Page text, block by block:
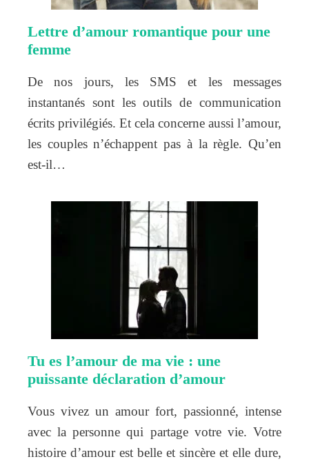
Lettre d’amour romantique pour une
femme
De nos jours, les SMS et les messages
instantanés sont les outils de communication
écrits privilégiés. Et cela concerne aussi l’amour,
les couples n’échappent pas à la règle. Qu’en
est-il…
Tu es l’amour de ma vie : une
puissante déclaration d’amour
Vous vivez un amour fort, passionné, intense
avec la personne qui partage votre vie. Votre
histoire d’amour est belle et sincère et elle dure,